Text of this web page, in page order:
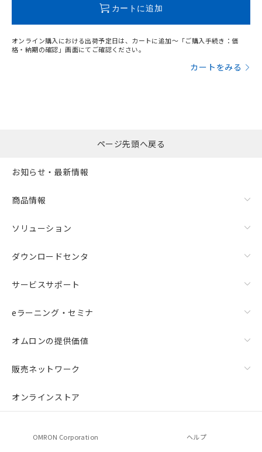
カートに追加
オンライン購入における出荷予定日は、カートに追加～「ご購入手続き：価
格・納期の確認」画面にてご確認ください。
カートをみる
ページ先頭へ戻る
お知らせ・最新情報
商品情報
ソリューション
ダウンロードセンタ
サービスサポート
eラーニング・セミナ
オムロンの提供価値
販売ネットワーク
オンラインストア
OMRON Corporation ヘルプ